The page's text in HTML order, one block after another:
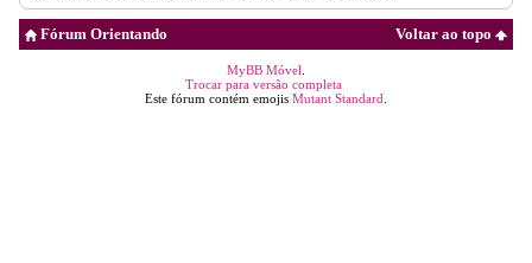
Voltar ao topo
Fórum Orientando
MyBB Móvel
Trocar para versão completa
Este fórum contém emojis Mutant Standard